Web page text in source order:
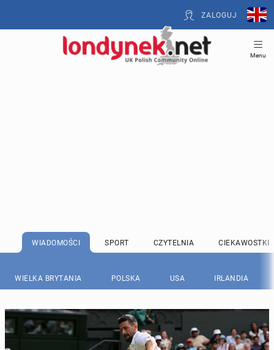
ZALOGUJ
Menu
WIADOMOŚCI SPORT CZYTELNIA CIEKAWOSTKI
WIELKA BRYTANIA POLSKA USA IRLANDIA